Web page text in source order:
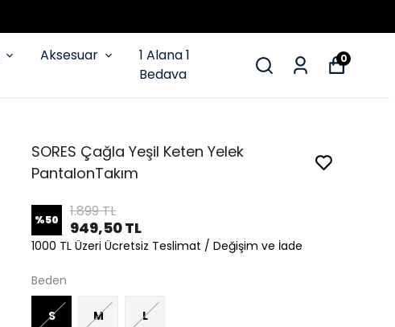
Aksesuar
1 Alana 1
Bedava
0
SORES Çağla Yeşil Keten Yelek
PantalonTakım
%50 1.899 TL
949,50 TL
1000 TL Üzeri Ücretsiz Teslimat / Değişim ve İade
Beden
S M L